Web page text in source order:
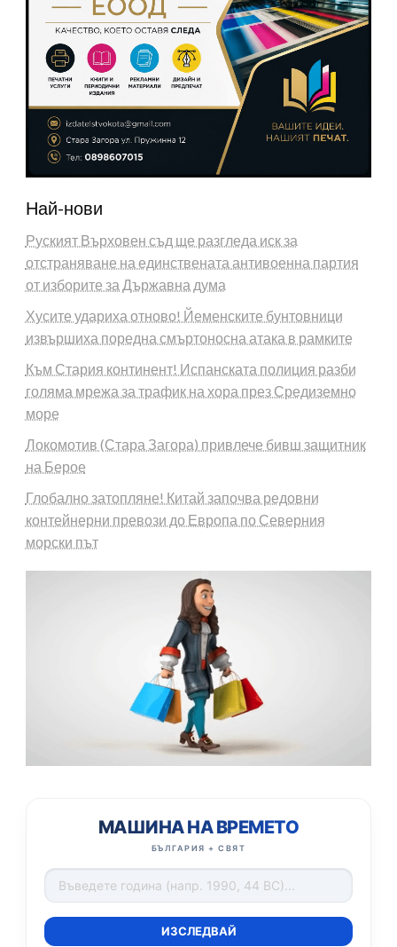
Най-нови
Руският Върховен съд ще разгледа иск за
отстраняване на единствената антивоенна партия
от изборите за Държавна дума
Хусите удариха отново! Йеменските бунтовници
извършиха поредна смъртоносна атака в рамките
Към Стария континент! Испанската полиция разби
голяма мрежа за трафик на хора през Средиземно
море
Локомотив (Стара Загора) привлече бивш защитник
на Берое
Глобално затопляне! Китай започва редовни
контейнерни превози до Европа по Северния
морски път
МАШИНА НА ВРЕМЕТО
БЪЛГАРИЯ + СВЯТ
ИЗСЛЕДВАЙ